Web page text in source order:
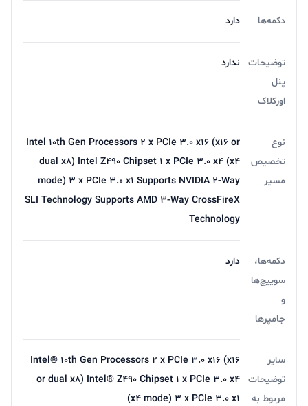
دکمه‌ها دارد
توضیحات
پنل
اورکلاک
ندارد
نوع
تخصیص
مسیر
Intel ۱۰th Gen Processors ۲ x PCIe ۳.۰ x۱۶ (x۱۶ or
dual x۸) Intel Z۴۹۰ Chipset ۱ x PCIe ۳.۰ x۴ (x۴
mode) ۳ x PCIe ۳.۰ x۱ Supports NVIDIA ۲-Way
SLI Technology Supports AMD ۳-Way CrossFireX
Technology
دکمه‌ها،
سوییچ‌ها
و
جامپرها
دارد
سایر
توضیحات
مربوط به
Intel® ۱۰th Gen Processors ۲ x PCIe ۳.۰ x۱۶ (x۱۶
or dual x۸) Intel® Z۴۹۰ Chipset ۱ x PCIe ۳.۰ x۴
(x۴ mode) ۳ x PCIe ۳.۰ x۱